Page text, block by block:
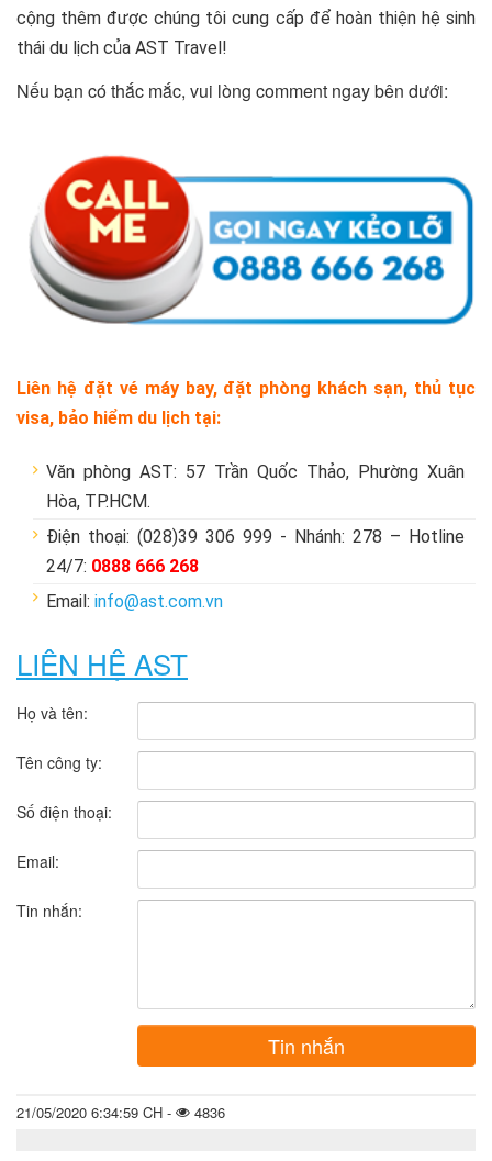
cộng thêm được chúng tôi cung cấp để hoàn thiện hệ sinh
thái du lịch của AST Travel!
Nếu bạn có thắc mắc, vui lòng comment ngay bên dưới:
Liên hệ đặt vé máy bay, đặt phòng khách sạn, thủ tục
visa, bảo hiểm du lịch tại:
Văn phòng AST: 57 Trần Quốc Thảo, Phường Xuân
Hòa, TP.HCM.
Điện thoại: (028)39 306 999 - Nhánh: 278 – Hotline
24/7: 0888 666 268
Email: info@ast.com.vn
LIÊN HỆ AST
Họ và tên:
Tên công ty:
Số điện thoại:
Email:
Tin nhắn:
Tin nhắn
21/05/2020 6:34:59 CH - 4836